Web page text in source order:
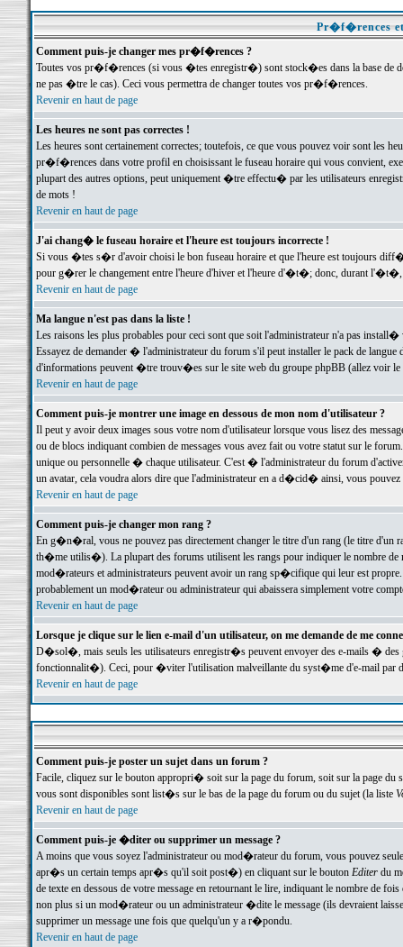
Pr�f�rences
Comment puis-je changer mes pr�f�rences ?
Toutes vos pr�f�rences (si vous �tes enregistr�) sont stock�es dans la base de
ne pas �tre le cas). Ceci vous permettra de changer toutes vos pr�f�rences.
Revenir en haut de page
Les heures ne sont pas correctes !
Les heures sont certainement correctes; toutefois, ce que vous pouvez voir sont
pr�f�rences dans votre profil en choisissant le fuseau horaire qui vous convient,
plupart des autres options, peut uniquement �tre effectu� par les utilisateurs
de mots !
Revenir en haut de page
J'ai chang� le fuseau horaire et l'heure est toujours incorrecte !
Si vous �tes s�r d'avoir choisi le bon fuseau horaire et que l'heure est toujours
pour g�rer le changement entre l'heure d'hiver et l'heure d'�t�; donc, durant
Revenir en haut de page
Ma langue n'est pas dans la liste !
Les raisons les plus probables pour ceci sont que soit l'administrateur n'a pas
Essayez de demander � l'administrateur du forum s'il peut installer le pack de
d'informations peuvent �tre trouv�es sur le site web du groupe phpBB (allez voir le
Revenir en haut de page
Comment puis-je montrer une image en dessous de mon nom d'utilisateur ?
Il peut y avoir deux images sous votre nom d'utilisateur lorsque vous lisez des
ou de blocs indiquant combien de messages vous avez fait ou votre statut sur le
unique ou personnelle � chaque utilisateur. C'est � l'administrateur du forum
un avatar, cela voudra alors dire que l'administrateur en a d�cid� ainsi, vous
Revenir en haut de page
Comment puis-je changer mon rang ?
En g�n�ral, vous ne pouvez pas directement changer le titre d'un rang (le titre d'un
th�me utilis�). La plupart des forums utilisent les rangs pour indiquer le nombre de
mod�rateurs et administrateurs peuvent avoir un rang sp�cifique qui leur est
probablement un mod�rateur ou administrateur qui abaissera simplement votre
Revenir en haut de page
Lorsque je clique sur le lien e-mail d'un utilisateur, on me demande de me
D�sol�, mais seuls les utilisateurs enregistr�s peuvent envoyer des e-mails �
fonctionnalit�). Ceci, pour �viter l'utilisation malveillante du syst�me d'e-mail par
Revenir en haut de page
Comment puis-je poster un sujet dans un forum ?
Facile, cliquez sur le bouton appropri� soit sur la page du forum, soit sur la page du
vous sont disponibles sont list�s sur le bas de la page du forum ou du sujet (la liste
Revenir en haut de page
Comment puis-je �diter ou supprimer un message ?
A moins que vous soyez l'administrateur ou mod�rateur du forum, vous pouvez
apr�s un certain temps apr�s qu'il soit post�) en cliquant sur le bouton Editerdu
de texte en dessous de votre message en retournant le lire, indiquant le nombre
non plus si un mod�rateur ou un administrateur �dite le message (ils devraient
supprimer un message une fois que quelqu'un y a r�pondu.
Revenir en haut de page